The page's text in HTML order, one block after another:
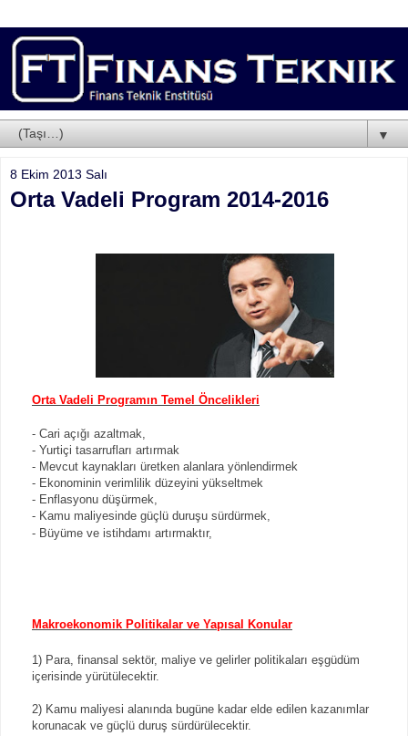
▼
8 Ekim 2013 Salı
Orta Vadeli Program 2014-2016
Orta Vadeli Programın Temel Öncelikleri
- Cari açığı azaltmak,
- Yurtiçi tasarrufları artırmak
- Mevcut kaynakları üretken alanlara yönlendirmek
- Ekonominin verimlilik düzeyini yükseltmek
- Enflasyonu düşürmek,
- Kamu maliyesinde güçlü duruşu sürdürmek,
- Büyüme ve istihdamı artırmaktır,
Makroekonomik Politikalar ve Yapısal Konular
1) Para, finansal sektör, maliye ve gelirler politikaları eşgüdüm
içerisinde yürütülecektir.
2) Kamu maliyesi alanında bugüne kadar elde edilen kazanımlar
korunacak ve güçlü duruş sürdürülecektir.